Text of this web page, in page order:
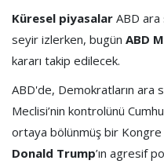
REKLAMLAR
Küresel piyasalar ABD
seyir izlerken, bugün ABD
kararı takip edilecek.
ABD'de, Demokratların ara
Meclisi’nin kontrolünü
ortaya bölünmüş bir Kongre
Donald Trump’ın agresif